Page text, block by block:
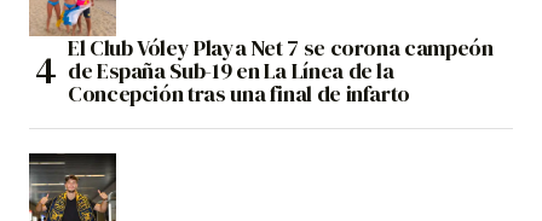
El Club Vóley Playa Net 7 se corona campeón
de España Sub-19 en La Línea de la
Concepción tras una final de infarto